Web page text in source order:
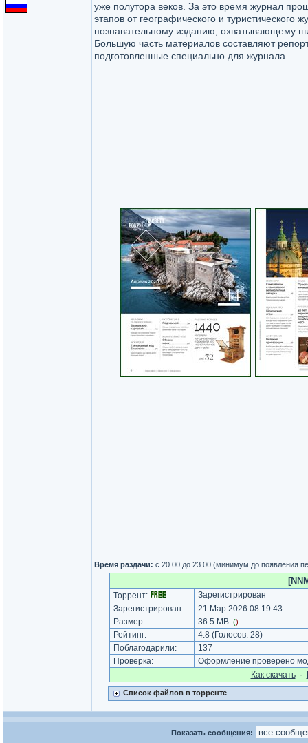
уже полутора веков. За это время журнал
этапов от географического и туристического
познавательному изданию, охватывающему
Большую часть материалов составляют
подготовленные специально для журнала.
Время раздачи: с 20.00 до 23.00 (минимум до появления
Торрент:
Зарегистрирован
Зарегистрирован:
21 Мар 2026 08:19:43
Размер:
36.5 MB ()
Рейтинг: 4.8 (Голосов: 28)
Поблагодарили:
137
Проверка:
Оформление проверено
Как cкачать·
Список файлов в торренте
Показать сообщения: